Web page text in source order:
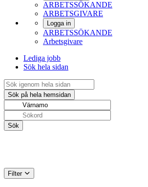
ARBETSSÖKANDE
ARBETSGIVARE
Logga in
ARBETSSÖKANDE
Arbetsgivare
Lediga jobb
Sök hela sidan
Filter